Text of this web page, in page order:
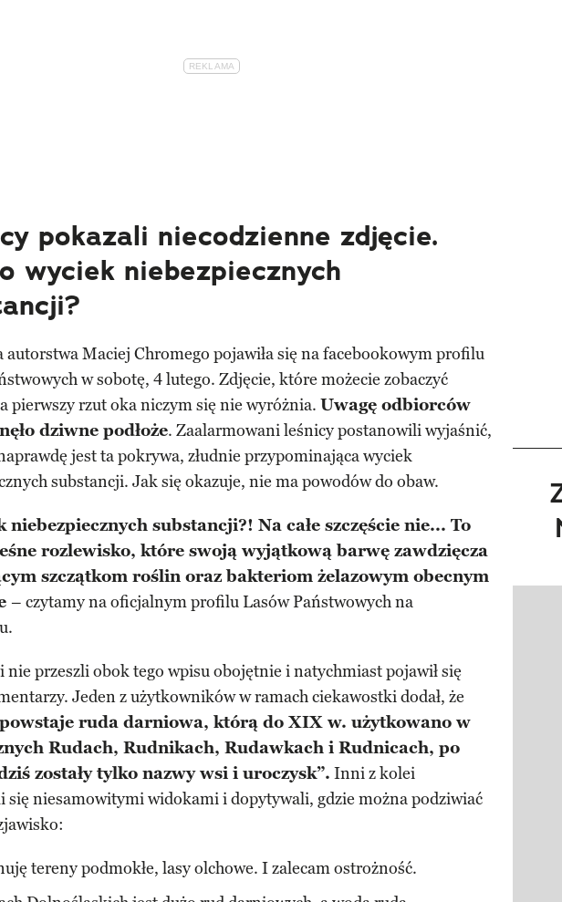
pokazali niecodzienne zdjęcie.
wyciek niebezpiecznych
autorstwa Maciej Chromego pojawiła się na facebookowym profilu
w sobotę, 4 lutego. Zdjęcie, które możecie zobaczyć
pierwszy rzut oka niczym się nie wyróżnia. Uwagę odbiorców
dziwne podłoże. Zaalarmowani leśnicy postanowili wyjaśnić,
jest ta pokrywa, złudnie przypominająca wyciek
substancji. Jak się okazuje, nie ma powodów do obaw.
niebezpiecznych substancji?! Na całe szczęście nie... To
rozlewisko, które swoją wyjątkową barwę zawdzięcza
szczątkom roślin oraz bakteriom żelazowym obecnym
– czytamy na oficjalnym profilu Lasów Państwowych na
przeszli obok tego wpisu obojętnie i natychmiast pojawił się
Jeden z użytkowników w ramach ciekawostki dodał, że
ruda darniowa, którą do XIX w. użytkowano w
Rudach, Rudnikach, Rudawkach i Rudnicach, po
zostały tylko nazwy wsi i uroczysk”. Inni z kolei
się niesamowitymi widokami i dopytywali, gdzie można podziwiać
tereny podmokłe, lasy olchowe. I zalecam ostrożność.